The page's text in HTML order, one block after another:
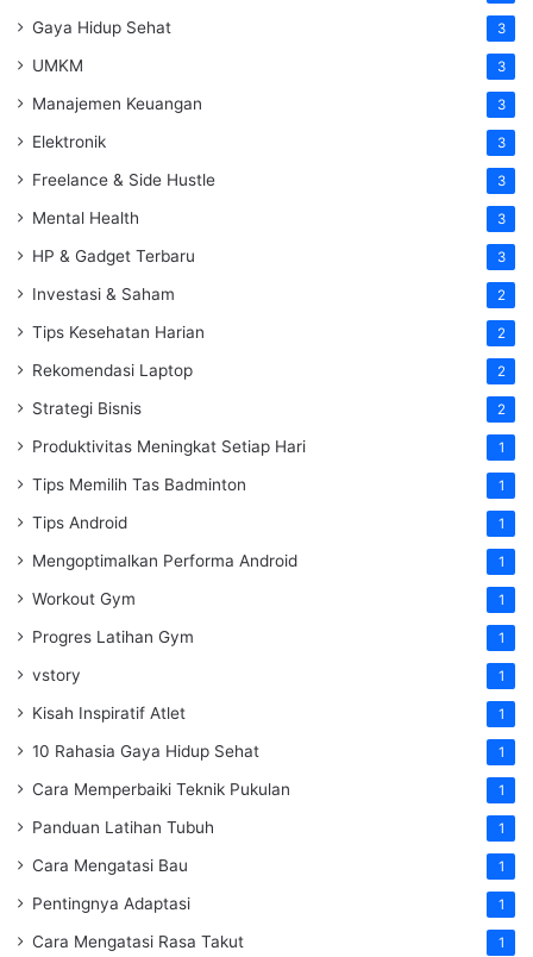
Gaya Hidup Sehat 3
UMKM 3
Manajemen Keuangan 3
Elektronik 3
Freelance & Side Hustle 3
Mental Health 3
HP & Gadget Terbaru 3
Investasi & Saham 2
Tips Kesehatan Harian 2
Rekomendasi Laptop 2
Strategi Bisnis 2
Produktivitas Meningkat Setiap Hari 1
Tips Memilih Tas Badminton 1
Tips Android 1
Mengoptimalkan Performa Android 1
Workout Gym 1
Progres Latihan Gym 1
vstory 1
Kisah Inspiratif Atlet 1
10 Rahasia Gaya Hidup Sehat 1
Cara Memperbaiki Teknik Pukulan 1
Panduan Latihan Tubuh 1
Cara Mengatasi Bau 1
Pentingnya Adaptasi 1
Cara Mengatasi Rasa Takut 1